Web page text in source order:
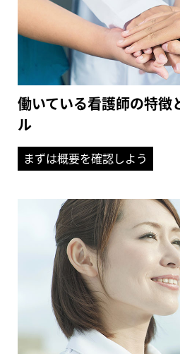
働いている看護師の特徴
ル
まずは概要を確認しよう